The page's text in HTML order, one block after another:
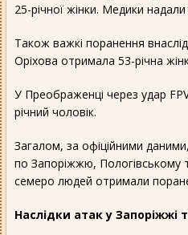
25-річної жінки. Медики надали
Також важкі поранення
Оріхова отримала 53-річна
У Преображенці через удар
річний чоловік.
Загалом, за офіційними
по Запоріжжю, Пологівському
семеро людей отримали
Наслідки атак у Запоріжжі